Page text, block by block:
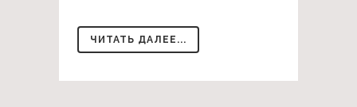
ЧИТАТЬ ДАЛЕЕ...